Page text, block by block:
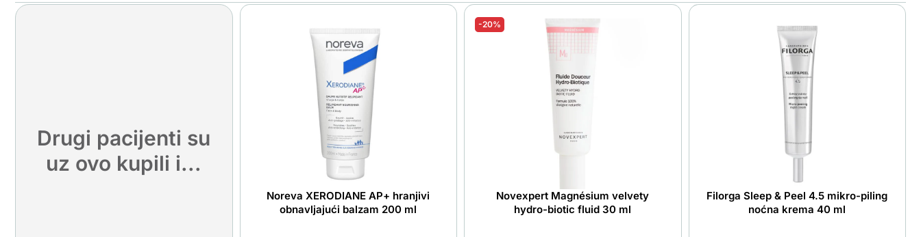
Drugi pacijenti su
uz ovo kupili i...
Noreva XERODIANE AP+ hranjivi
obnavljajući balzam 200 ml
-20%
Novexpert Magnésium velvety
hydro-biotic fluid 30 ml
Filorga Sleep & Peel 4.5 mikro-piling
noćna krema 40 ml